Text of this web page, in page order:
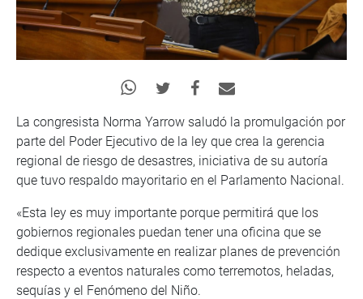
La congresista Norma Yarrow saludó la promulgación por
parte del Poder Ejecutivo de la ley que crea la gerencia
regional de riesgo de desastres, iniciativa de su autoría
que tuvo respaldo mayoritario en el Parlamento Nacional.
«Esta ley es muy importante porque permitirá que los
gobiernos regionales puedan tener una oficina que se
dedique exclusivamente en realizar planes de prevención
respecto a eventos naturales como terremotos, heladas,
sequías y el Fenómeno del Niño.